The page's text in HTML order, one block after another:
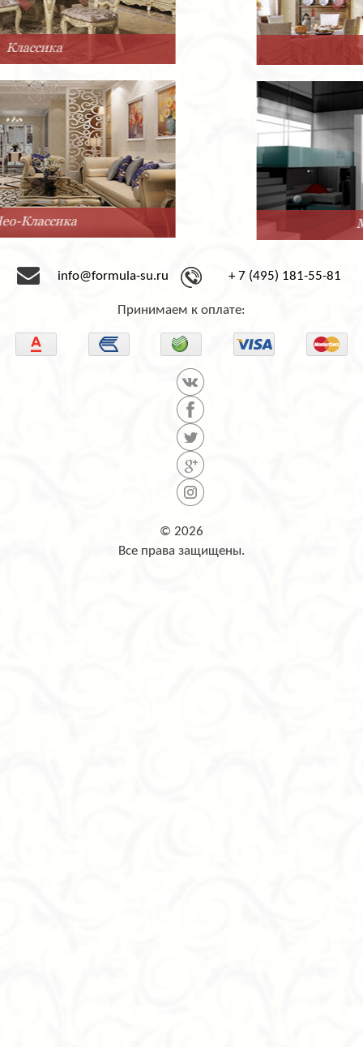
Минимализм
info@formula-su.ru + 7 (495) 181-55-81
Принимаем к оплате:
© 2026
Все права защищены.